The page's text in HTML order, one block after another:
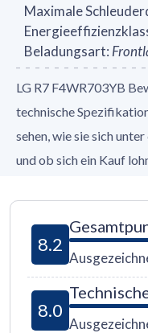
Maximale
Beladungsart:
LG R7 F4WR703YB
technische
sehen, wie sie sich
und ob sich ein Kauf
8.2
8.0